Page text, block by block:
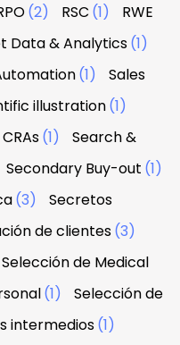
(2) RSC (1)
RWE
Data & Analytics(1)
(1)
Sales
illustration(1)
(1)
Search &
Secondary Buy-out (1)
(3)
Secretos
de clientes(3)
Selección de Medical
(1)
Selección de
intermedios(1)